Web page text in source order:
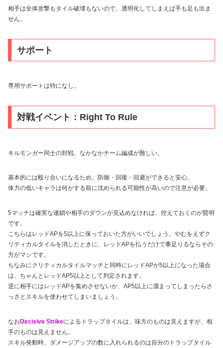
相手は全体攻撃もタイル破壊もないので、透明化してしまえば手も足も出ま
せん。
サポート
専用サポートは特になし。
対戦イベント：Right To Rule
キルモンガー同士の対戦。なかなかチーム編成が難しい。
基本的には殴り合いになるため、防御・回復・回避ができると安心。
体力の低いキャラは何かする前に沈められる可能性が高いので注意が必要。
5マッチは確実な連鎖や相手のダウンが見込めなければ、控えておくのが賢明
です。
こちらはレッドAPを5以上に保っておいた方がいいでしょう。やむをえずク
リティカルタイルを消したときに、レッドAPを払うだけで事足りるならその
方がマシです。
ちなみにクリティカルタイルマッチと同時にレッドAPが5以上になった場合
は、ちゃんとレッドAP5以上として判定されます。
逆に相手にはレッドAPを集めさせないか、AP5以上に溜まってしまったらさ
っさとスキルを使わせてしまいましょう。
なお Decisive Strikeによるトラップタイルは、味方のものは見えますが、相
手のものは見えません。
スキル発動時、ダメージアップの数に入れられるのは自分のトラップタイル